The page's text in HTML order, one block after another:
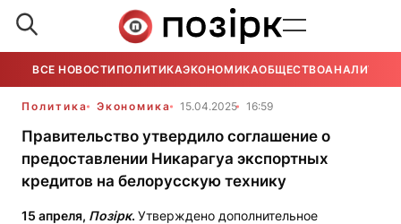
ВСЕ НОВОСТИ ПОЛИТИКАЭКОНОМИКАОБЩЕСТВОАНАЛИТИКА
Политика Экономика 15.04.2025 16:59
Правительство утвердило соглашение о
предоставлении Никарагуа экспортных
кредитов на белорусскую технику
15 апреля, Позірк. Утверждено дополнительное